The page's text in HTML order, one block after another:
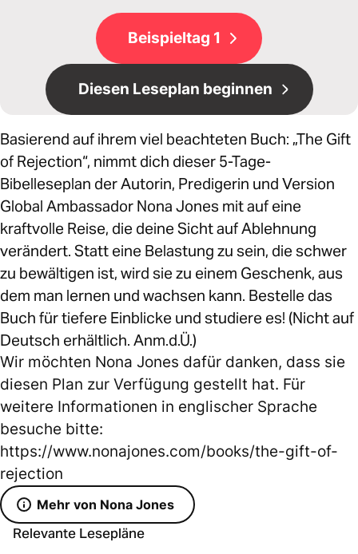
Beispieltag 1
Diesen Leseplan beginnen
Basierend auf ihrem viel beachteten Buch: „The Gift
of Rejection“, nimmt dich dieser 5-Tage-
Bibelleseplan der Autorin, Predigerin und Version
Global Ambassador Nona Jones mit auf eine
kraftvolle Reise, die deine Sicht auf Ablehnung
verändert. Statt eine Belastung zu sein, die schwer
zu bewältigen ist, wird sie zu einem Geschenk, aus
dem man lernen und wachsen kann. Bestelle das
Buch für tiefere Einblicke und studiere es! (Nicht auf
Deutsch erhältlich. Anm.d.Ü.)
Wir möchten Nona Jones dafür danken, dass sie
diesen Plan zur Verfügung gestellt hat. Für
weitere Informationen in englischer Sprache
besuche bitte:
https://www.nonajones.com/books/the-gift-of-
rejection
Mehr von Nona Jones
Relevante Lesepläne